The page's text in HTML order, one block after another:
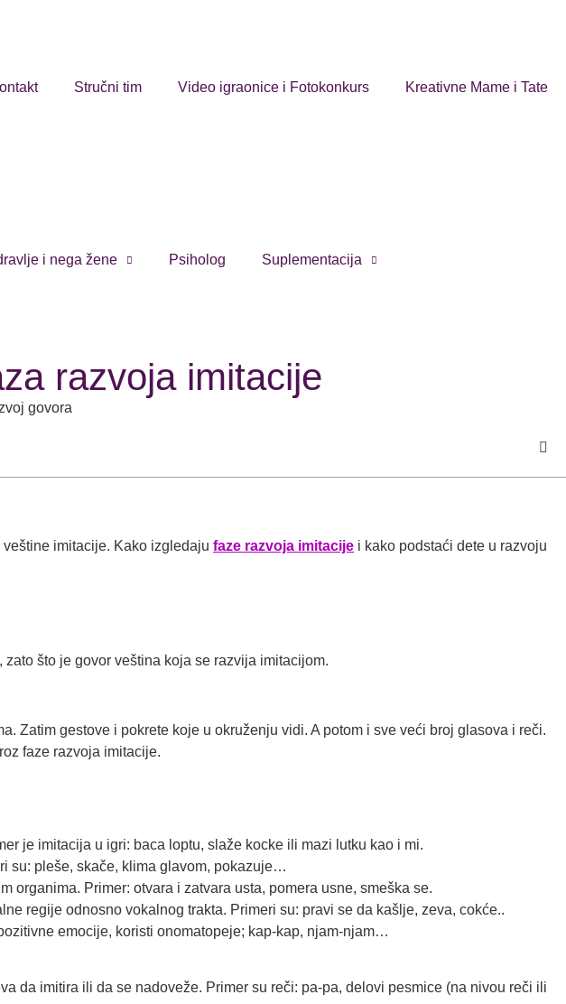
Stručni tim Video igraonice i Fotokonkurs Kreativne Mame i Tate
i nega žene Psiholog Suplementacija
razvoja imitacije
imitacije. Kako izgledaju faze razvoja imitacije i kako podstaći dete u razvoju
što je govor veština koja se razvija imitacijom.
Zatim gestove i pokrete koje u okruženju vidi. A potom i sve veći broj glasova i reči.
faze razvoja imitacije.
je imitacija u igri: baca loptu, slaže kocke ili mazi lutku kao i mi.
su: pleše, skače, klima glavom, pokazuje…
organima. Primer: otvara i zatvara usta, pomera usne, smeška se.
regije odnosno vokalnog trakta. Primeri su: pravi se da kašlje, zeva, cokće..
emocije, koristi onomatopeje; kap-kap, njam-njam…
da imitira ili da se nadoveže. Primer su reči: pa-pa, delovi pesmice (na nivou reči ili